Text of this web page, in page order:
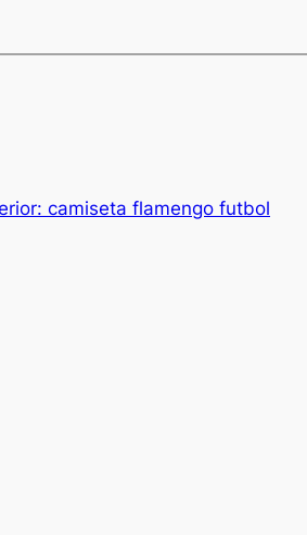
camiseta flamengo futbol